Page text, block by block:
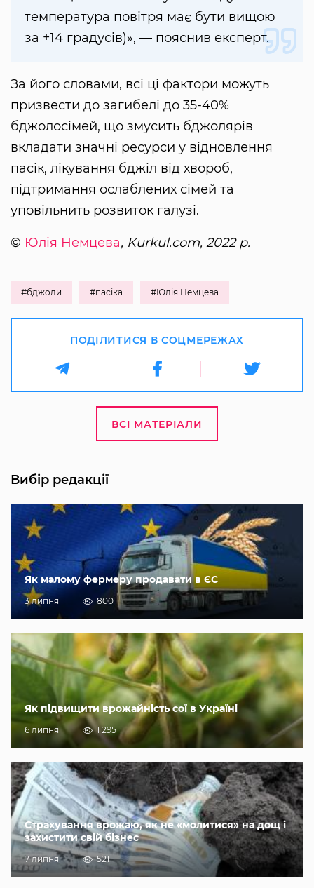
температура повітря має бути вищою
за +14 градусів)», — пояснив експерт.
За його словами, всі ці фактори можуть
призвести до загибелі до 35-40%
бджолосімей, що змусить бджолярів
вкладати значні ресурси у відновлення
пасік, лікування бджіл від хвороб,
підтримання ослаблених сімей та
уповільнить розвиток галузі.
© Юлія Немцева, Kurkul.com, 2022 р.
#бджоли #пасіка #Юлія Немцева
ПОДІЛИТИСЯ В СОЦМЕРЕЖАХ
ВСІ МАТЕРІАЛИ
Вибір редакції
Як малому фермеру продавати в ЄС
3 липня 800
Як підвищити врожайність сої в Україні
6 липня 1 295
Страхування врожаю, як не «молитися» на дощ і
захистити свій бізнес
7 липня 521